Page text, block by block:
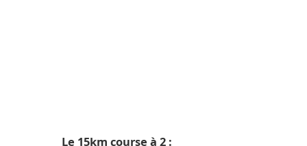
Le 15km course à 2 :